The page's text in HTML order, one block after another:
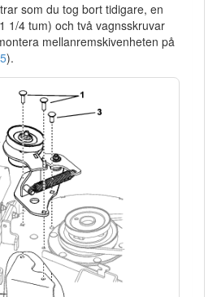
som du tog bort tidigare, en
1/4 tum) och två vagnsskruvar
mellanremskivenheten på
5).